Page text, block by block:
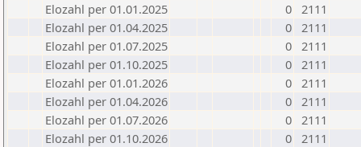
Elozahl per 01.01.2025
0 2111
Elozahl per 01.04.2025
0 2111
Elozahl per 01.07.2025
0 2111
Elozahl per 01.10.2025
0 2111
Elozahl per 01.01.2026
0 2111
Elozahl per 01.04.2026
0 2111
Elozahl per 01.07.2026
0 2111
Elozahl per 01.10.2026
0 2111